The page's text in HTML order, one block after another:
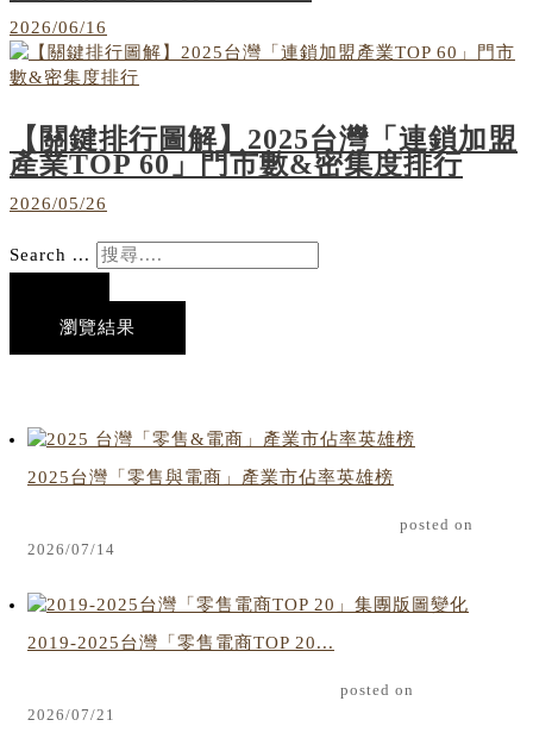
2026/06/16
【關鍵排行圖解】2025台灣「連鎖加盟
產業TOP 60」門市數&密集度排行
2026/05/26
Search ...
瀏覽結果
2025台灣「零售與電商」產業市佔率英雄榜
posted on
2026/07/14
2019-2025台灣「零售電商TOP 20...
posted on
2026/07/21